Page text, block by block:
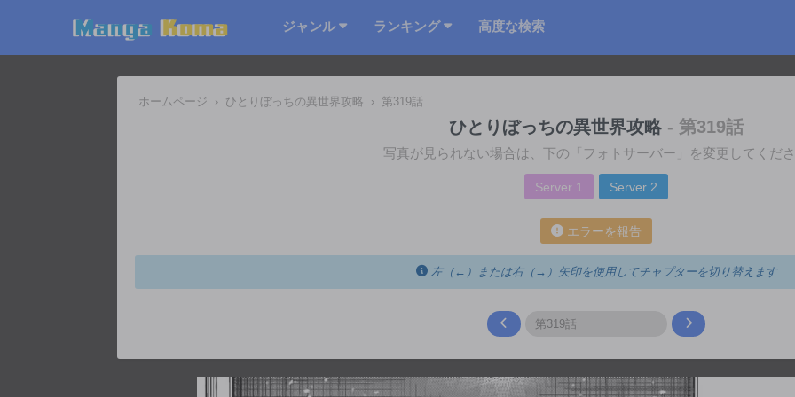
ジャンル ランキング 高度な検索
ホームページ › ひとりぼっちの異世界攻略 › 第319話
ひとりぼっちの異世界攻略 - 第319話
写真が見られない場合は、下の「フォトサーバー」を変更してくだ
Server 1 Server 2
エラーを報告
左（←）または右（→）矢印を使用してチャプターを切り替えます